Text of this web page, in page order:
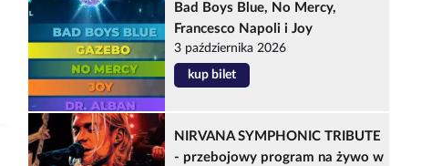
Bad Boys Blue, No Mercy,
Francesco Napoli i Joy
3 października 2026
kup bilet
NIRVANA SYMPHONIC TRIBUTE
- przebojowy program na żywo w